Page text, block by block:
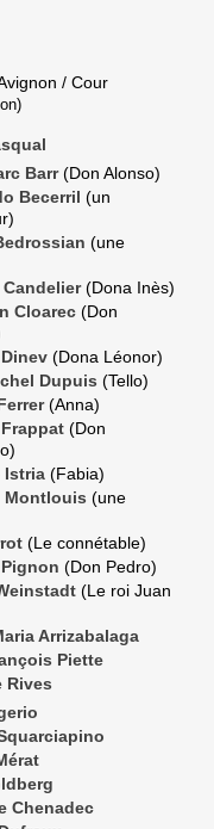
/ Cour
Barr (Don Alonso)
Becerril (un
(une
(Dona Inès)
Cloarec (Don
(Dona Léonor)
Dupuis (Tello)
(Anna)
(Don
Istria (Fabia)
Montlouis (une
(Le connétable)
(Don Pedro)
(Le roi Juan
Arrizabalaga
Piette
Rives
Chenadec